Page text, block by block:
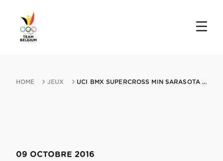
HOME JEUX UCI BMX SUPERCROSS MIN SARASOTA 09102016 SARASOTA FL
09 OCTOBRE 2016